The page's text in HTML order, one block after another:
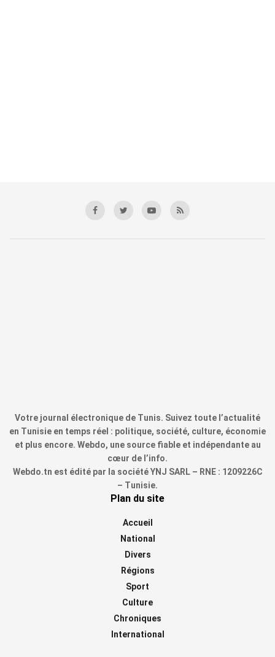
Votre journal électronique de Tunis. Suivez toute l’actualité
en Tunisie en temps réel : politique, société, culture, économie
et plus encore. Webdo, une source fiable et indépendante au
cœur de l’info.
Webdo.tn est édité par la société YNJ SARL – RNE : 1209226C
– Tunisie.
Plan du site
Accueil
National
Divers
Régions
Sport
Culture
Chroniques
International